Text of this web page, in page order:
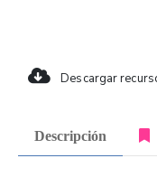
Descargar
Descripción